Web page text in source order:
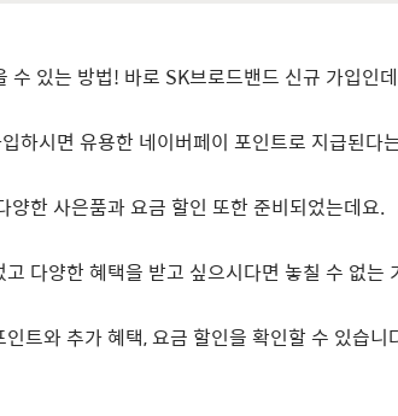
수 있는 방법! 바로 SK브로드밴드 신규 가입인
하시면 유용한 네이버페이 포인트로 지급된다
양한 사은품과 요금 할인 또한 준비되었는데요.
다양한 혜택을 받고 싶으시다면 놓칠 수 없는
트와 추가 혜택,요금 할인을 확인할 수 있습니